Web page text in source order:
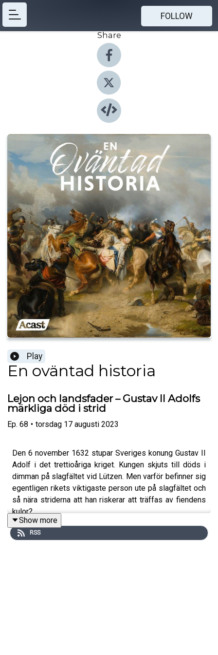
FOLLOW
Share
Play
En oväntad historia
Lejon och landsfader – Gustav II Adolfs
märkliga död i strid
Ep. 68 • torsdag 17 augusti 2023
Den 6 november 1632 stupar Sveriges konung Gustav II
Adolf i det trettioåriga kriget. Kungen skjuts till döds i
dimman på slagfältet vid Lützen. Men varför befinner sig
egentligen rikets viktigaste person ute på slagfältet och
så nära striderna att han riskerar att träffas av fiendens
kulor?
Show more
RSS